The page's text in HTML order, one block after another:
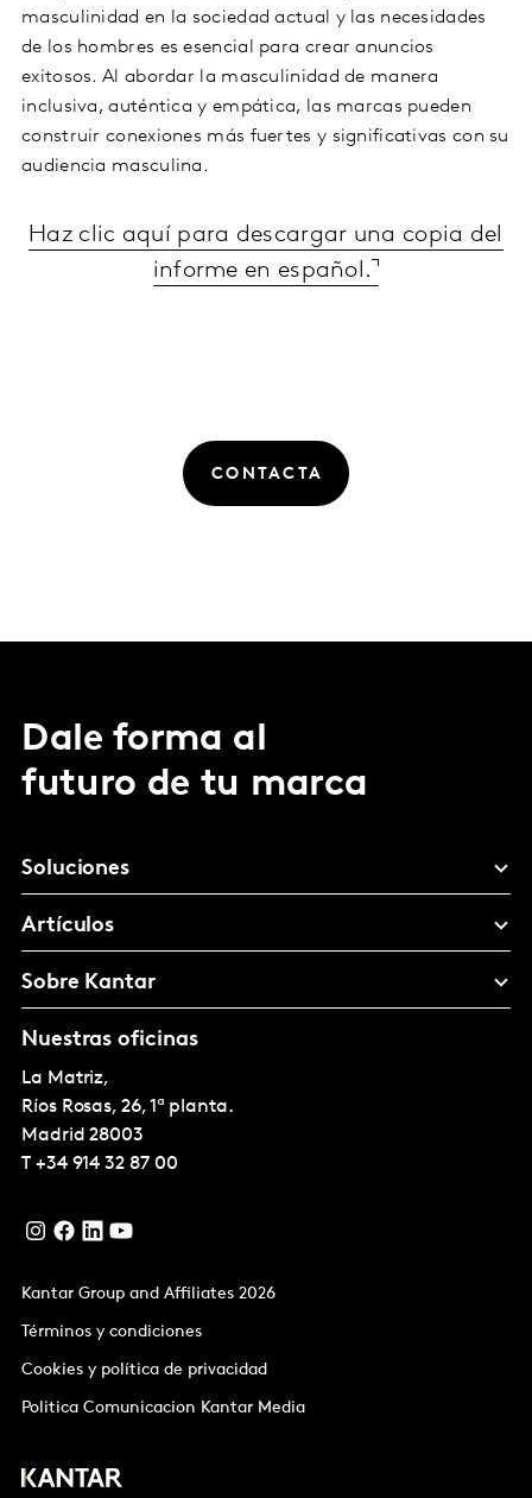
masculinidad en la sociedad actual y las necesidades
de los hombres es esencial para crear anuncios
exitosos. Al abordar la masculinidad de manera
inclusiva, auténtica y empática, las marcas pueden
construir conexiones más fuertes y significativas con su
audiencia masculina.
Haz clic aquí para descargar una copia del
informe en español.
CONTACTA
Dale forma al
futuro de tu marca
Soluciones
Artículos
Sobre Kantar
Nuestras oficinas
La Matriz,
Ríos Rosas, 26, 1ª planta.
Madrid 28003
T +34 914 32 87 00
Kantar Group and Affiliates 2026
Términos y condiciones
Cookies y política de privacidad
Politica Comunicacion Kantar Media